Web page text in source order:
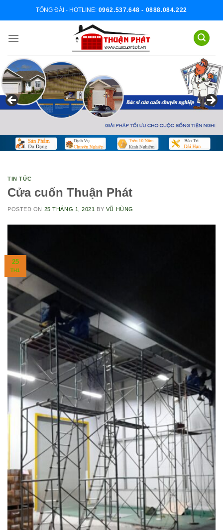
TỔNG ĐÀI - HOTLINE: 0962.537.648 - 0888.084.222
TIN TỨC
Cửa cuốn Thuận Phát
POSTED ON 25 THÁNG 1, 2021 BY VŨ HÙNG
25
TH1